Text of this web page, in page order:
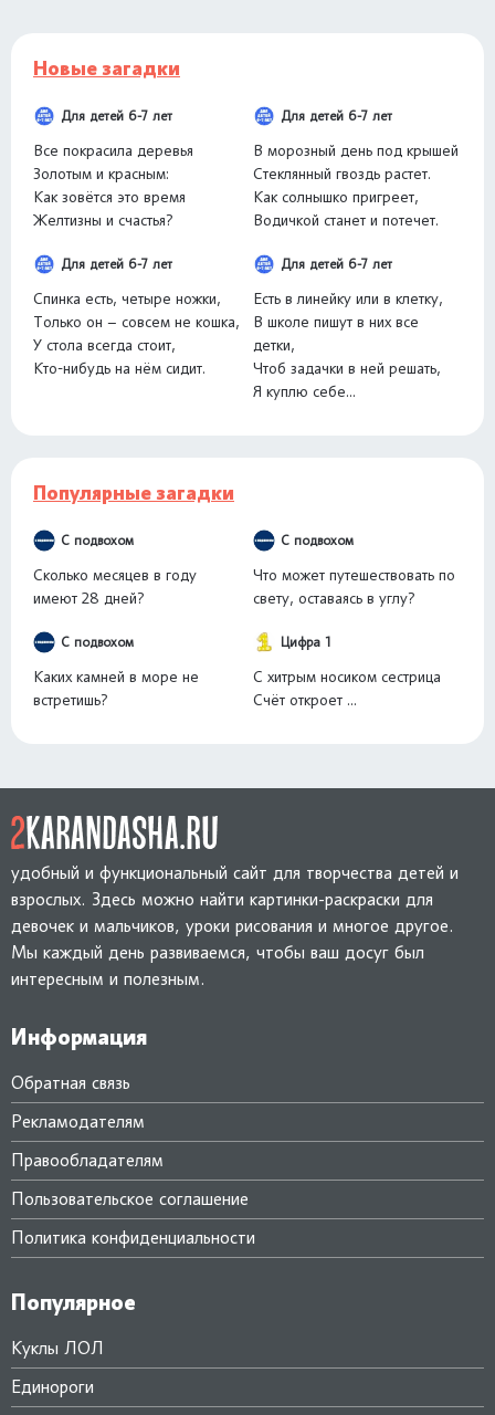
Новые загадки
Для детей 6-7 лет
Все покрасила деревья
Золотым и красным:
Как зовётся это время
Желтизны и счастья?
Для детей 6-7 лет
В морозный день под крышей
Стеклянный гвоздь растет.
Как солнышко пригреет,
Водичкой станет и потечет.
Для детей 6-7 лет
Спинка есть, четыре ножки,
Только он – совсем не кошка,
У стола всегда стоит,
Кто-нибудь на нём сидит.
Для детей 6-7 лет
Есть в линейку или в клетку,
В школе пишут в них все
детки,
Чтоб задачки в ней решать,
Я куплю себе...
Популярные загадки
С подвохом
Сколько месяцев в году
имеют 28 дней?
С подвохом
Что может путешествовать по
свету, оставаясь в углу?
С подвохом
Каких камней в море не
встретишь?
Цифра 1
С хитрым носиком сестрица
Счёт откроет ...
удобный и функциональный сайт для творчества детей и
взрослых. Здесь можно найти картинки-раскраски для
девочек и мальчиков, уроки рисования и многое другое.
Мы каждый день развиваемся, чтобы ваш досуг был
интересным и полезным.
Информация
Обратная связь
Рекламодателям
Правообладателям
Пользовательское соглашение
Политика конфиденциальности
Популярное
Куклы ЛОЛ
Единороги